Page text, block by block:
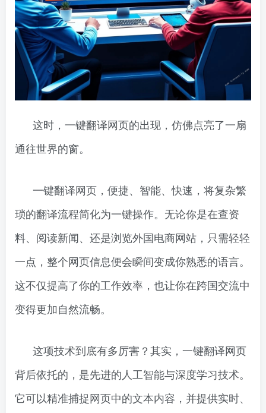
这时，一键翻译网页的出现，仿佛点亮了一扇
通往世界的窗。
一键翻译网页，便捷、智能、快速，将复杂繁
琐的翻译流程简化为一键操作。无论你是在查资
料、阅读新闻、还是浏览外国电商网站，只需轻轻
一点，整个网页信息便会瞬间变成你熟悉的语言。
这不仅提高了你的工作效率，也让你在跨国交流中
变得更加自然流畅。
这项技术到底有多厉害？其实，一键翻译网页
背后依托的，是先进的人工智能与深度学习技术。
它可以精准捕捉网页中的文本内容，并提供实时、